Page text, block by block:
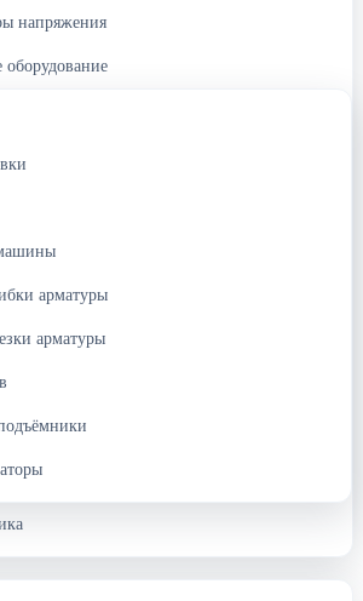
напряжения
оборудование
арматуры
арматуры